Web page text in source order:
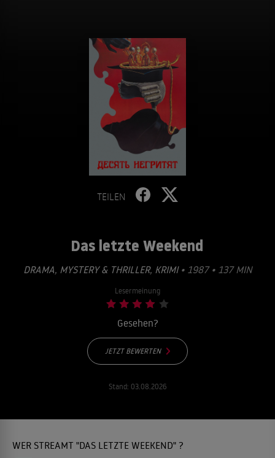
TEILEN
Das letzte Weekend
DRAMA, MYSTERY & THRILLER, KRIMI• 1987 • 137 MIN
Lesermeinung
Gesehen?
JETZT BEWERTEN
Stand: 03.08.2026
WER STREAMT "DAS LETZTE WEEKEND" ?